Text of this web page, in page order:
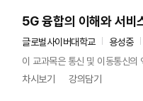
5G 융합의 이해와 서비
글로벌사이버대학교
용성중
이 교과목은 통신 및 이동통신
차시보기
강의담기